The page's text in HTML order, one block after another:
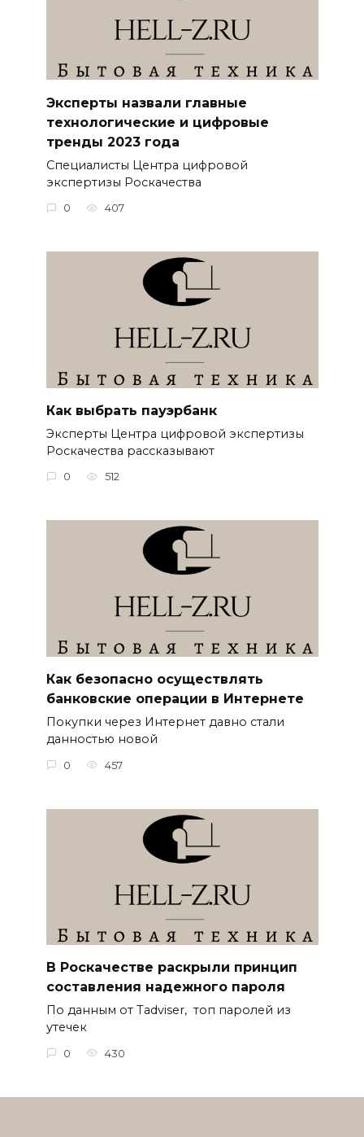
Эксперты назвали главные
технологические и цифровые
тренды 2023 года
Специалисты Центра цифровой
экспертизы Роскачества
0 407
Как выбрать пауэрбанк
Эксперты Центра цифровой экспертизы
Роскачества рассказывают
0 512
Как безопасно осуществлять
банковские операции в Интернете
Покупки через Интернет давно стали
данностью новой
0 457
В Роскачестве раскрыли принцип
составления надежного пароля
По данным от Tadviser, топ паролей из
утечек
0 430